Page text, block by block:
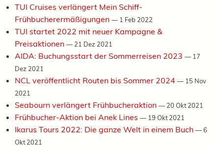
TUI Cruises verlängert Mein Schiff-
Frühbucherermäßigungen — 1 Feb 2022
TUI startet 2022 mit neuer Kampagne &
Preisaktionen — 21 Dez 2021
AIDA: Buchungsstart der Sommerreisen 2023 — 17
Dez 2021
NCL veröffentlicht Routen bis Sommer 2024 — 15 Nov
2021
Seabourn verlängert Frühbucheraktion — 20 Okt 2021
Frühbucher-Aktion bei Anek Lines — 19 Okt 2021
Ikarus Tours 2022: Die ganze Welt in einem Buch —6
Okt 2021